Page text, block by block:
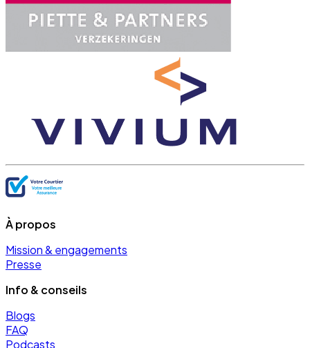
À propos
Mission & engagements
Presse
Info & conseils
Blogs
FAQ
Podcasts